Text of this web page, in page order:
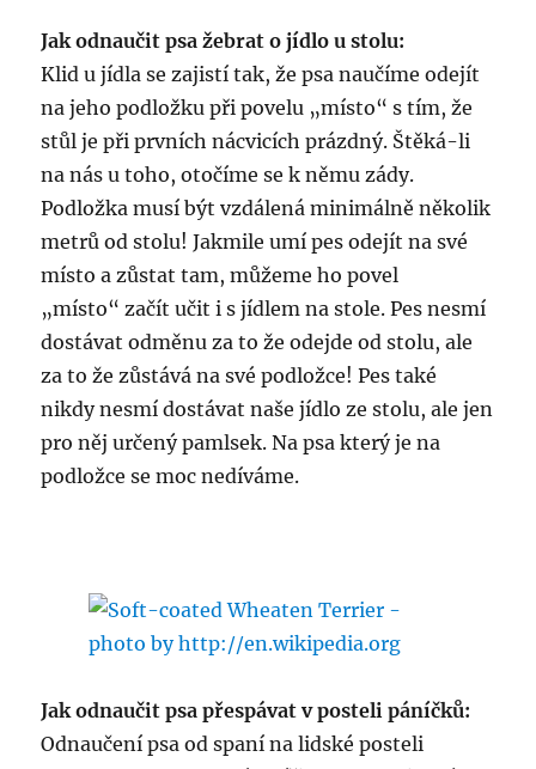
Jak odnaučit psa žebrat o jídlo u stolu:
Klid u jídla se zajistí tak, že psa naučíme odejít
na jeho podložku při povelu „místo“ s tím, že
stůl je při prvních nácvicích prázdný. Štěká-li
na nás u toho, otočíme se k němu zády.
Podložka musí být vzdálená minimálně několik
metrů od stolu! Jakmile umí pes odejít na své
místo a zůstat tam, můžeme ho povel
„místo“ začít učit i s jídlem na stole. Pes nesmí
dostávat odměnu za to že odejde od stolu, ale
za to že zůstává na své podložce! Pes také
nikdy nesmí dostávat naše jídlo ze stolu, ale jen
pro něj určený pamlsek. Na psa který je na
podložce se moc nedíváme.
Jak odnaučit psa přespávat v posteli páníčků:
Odnaučení psa od spaní na lidské posteli